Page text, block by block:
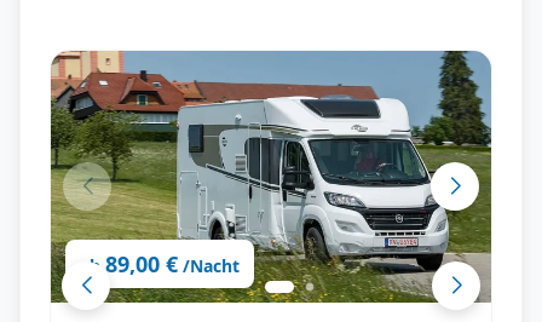
ab 89,00 € /Nacht